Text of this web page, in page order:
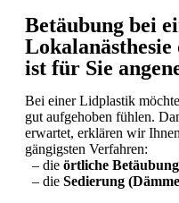
Betäubung bei
Lokalanästhesie
ist für Sie
Bei einer Lidplastik
gut aufgehoben fühlen.
erwartet, erklären wir
gängigsten Verfahren:
– die örtliche Betäubung
– die Sedierung